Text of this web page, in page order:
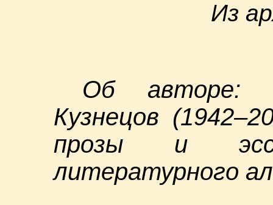
Из
Об авторе:
Кузнецов
прозы и
литературного